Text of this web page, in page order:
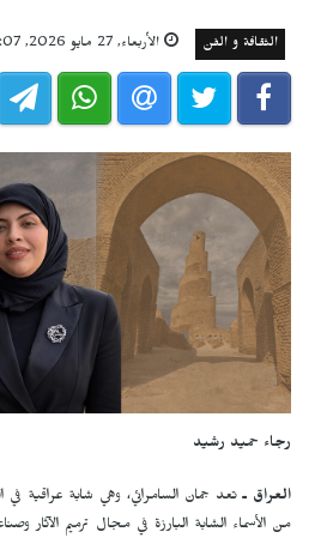
الثقافة و الفن الأربعاء, 27 مايو 2026, 07:07
رجاء حميد رشيد
العراق ـتعد جمان السامرائي، وهي شابة عراقية
من الأسماء الشابة البارزة في مجال ترميم الآثار